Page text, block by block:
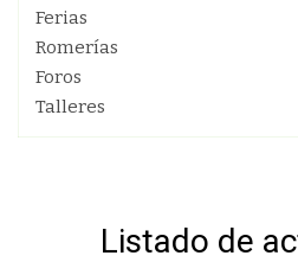
Ferias
Romerías
Foros
Talleres
Listado de